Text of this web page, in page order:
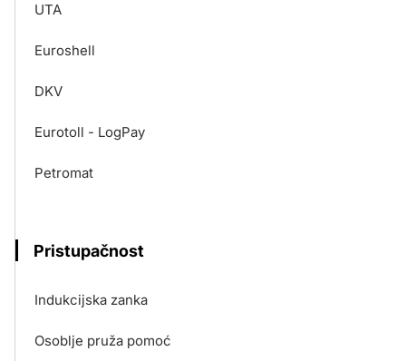
UTA
Euroshell
DKV
Eurotoll - LogPay
Petromat
Pristupačnost
Indukcijska zanka
Osoblje pruža pomoć